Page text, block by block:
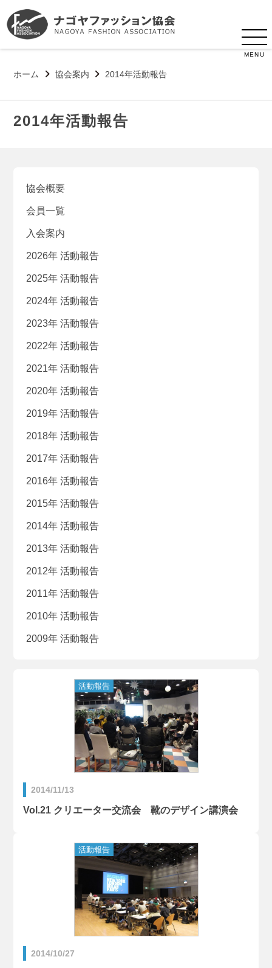
MENU
ホーム 協会案内 2014年活動報告
2014年活動報告
2014/11/13
Vol.21 クリエーター交流会 靴のデザイン講演会
2014/10/27
協会概要
会員一覧
入会案内
2026年 活動報告
2025年 活動報告
2024年 活動報告
2023年 活動報告
2022年 活動報告
2021年 活動報告
2020年 活動報告
2019年 活動報告
2018年 活動報告
2017年 活動報告
2016年 活動報告
2015年 活動報告
2014年 活動報告
2013年 活動報告
2012年 活動報告
2011年 活動報告
2010年 活動報告
2009年 活動報告